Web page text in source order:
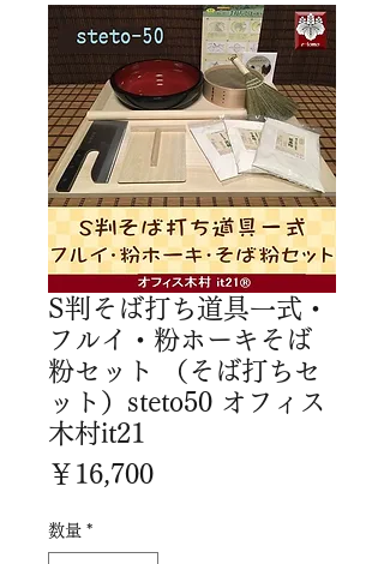
S判そば打ち道具一式・
フルイ・粉ホーキそば
粉セット （そば打ちセ
ット）steto50 オフィス
木村it21
￥16,700価
数量 *